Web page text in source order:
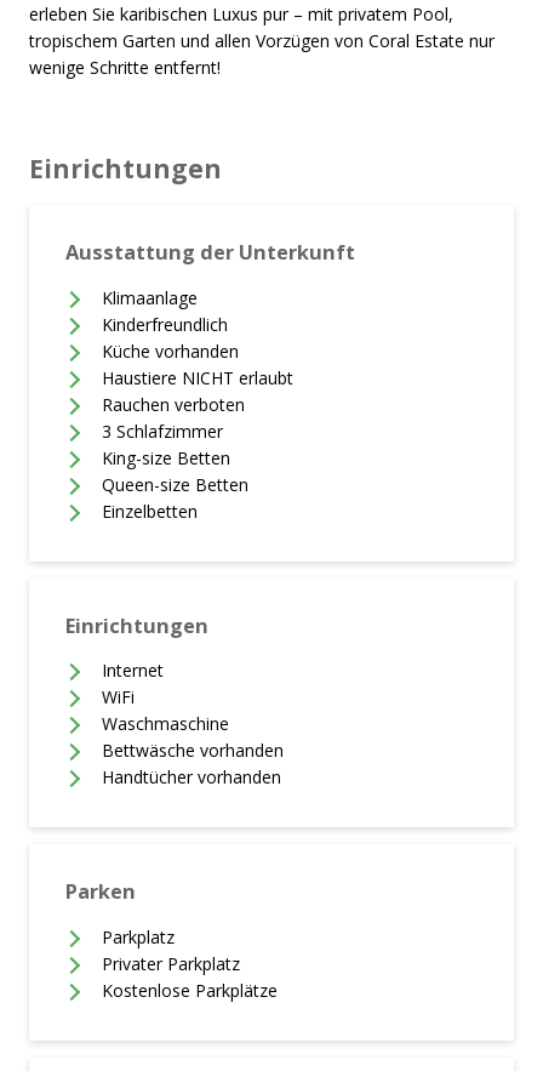
erleben Sie karibischen Luxus pur – mit privatem Pool,
tropischem Garten und allen Vorzügen von Coral Estate nur
wenige Schritte entfernt!
Einrichtungen
Ausstattung der Unterkunft
Klimaanlage
Kinderfreundlich
Küche vorhanden
Haustiere NICHT erlaubt
Rauchen verboten
3 Schlafzimmer
King-size Betten
Queen-size Betten
Einzelbetten
Einrichtungen
Internet
WiFi
Waschmaschine
Bettwäsche vorhanden
Handtücher vorhanden
Parken
Parkplatz
Privater Parkplatz
Kostenlose Parkplätze